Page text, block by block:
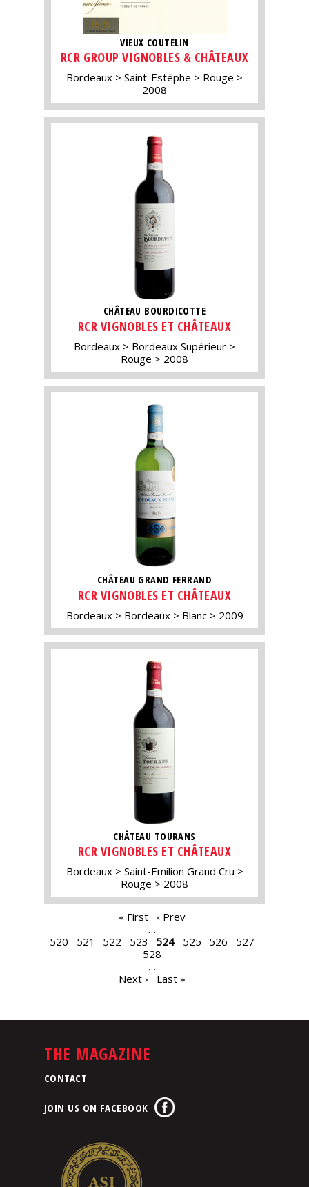
VIEUX COUTELIN
RCR GROUP VIGNOBLES & CHÂTEAUX
Bordeaux Saint-Estèphe
Rouge
2008
CHÂTEAU BOURDICOTTE
RCR VIGNOBLES ET CHÂTEAUX
Bordeaux
Bordeaux Supérieur
Rouge
2008
CHÂTEAU GRAND FERRAND
RCR VIGNOBLES ET CHÂTEAUX
Bordeaux Bordeaux Blanc 2009
CHÂTEAU TOURANS
RCR VIGNOBLES ET CHÂTEAUX
Bordeaux
Saint-Emilion Grand Cru
Rouge
2008
« First
‹ Prev
…
520
521 522 523 524 525 526
527
528
…
Next ›
Last »
THE MAGAZINE
CONTACT
JOIN US ON FACEBOOK